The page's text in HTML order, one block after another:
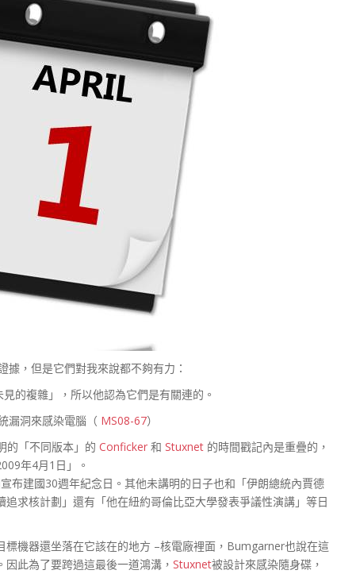
，但是它們對我來說都不夠有力：
的複雜」，所以他認為它們是有關連的。
漏洞來感染電腦（ MS08-67）
的「不同版本」的 Conficker 和 Stuxnet 的時間戳記內是重疊的，
年4月1日」。
布建國30週年紀念日。其他未講明的日子也和「伊朗總統內賈德
求核計劃」還有「他在紐約哥倫比亞大學發表爭議性演講」等日
標機器還坐落在它該在的地方 –核電廠裡面，Bumgarner也說在這
此為了要跨過這最後一道鴻溝， Stuxnet被設計來感染隨身碟，